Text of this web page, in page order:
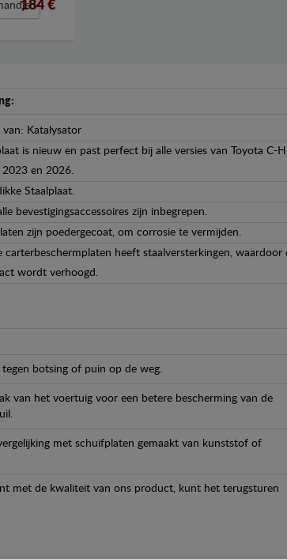
184 €
van: Katalysator
is nieuw en past perfect bij alle versies van Toyota C-
2023 en 2026.
Staalplaat.
bevestigingsaccessoires zijn inbegrepen.
zijn poedergecoat, om corrosie te vermijden.
carterbeschermplaten heeft staalversterkingen, waardoor
wordt verhoogd.
botsing of puin op de weg.
van het voertuig voor een betere bescherming van de
met schuifplaten gemaakt van kunststof of
met de kwaliteit van ons product, kunt het terugsturen